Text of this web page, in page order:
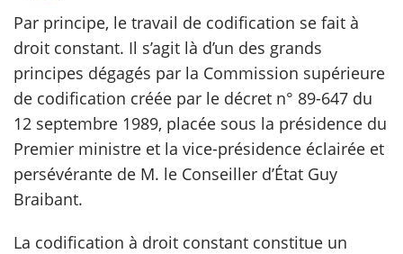
Par principe, le travail de codification se fait à
droit constant. Il s’agit là d’un des grands
principes dégagés par la Commission supérieure
de codification créée par le décret n° 89-647 du
12 septembre 1989, placée sous la présidence du
Premier ministre et la vice-présidence éclairée et
persévérante de M. le Conseiller d’État Guy
Braibant.
La codification à droit constant constitue un